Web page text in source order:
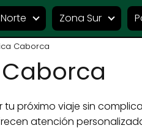
Zona Sur
Caborca
próximo viaje sin
atención